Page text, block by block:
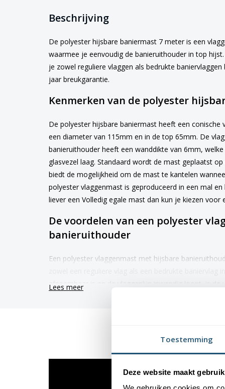
Toestemming
Deze website maakt
Beschrijving
De polyester hijsbare baniermast 7 meter is een
waarmee je eenvoudig de banieruithouder in top
je zowel reguliere vlaggen als bedrukte
jaar breukgarantie.
Kenmerken van de polyester
De polyester hijsbare baniermast heeft een
een diameter van 115mm en in de top 65mm. De
banieruithouder heeft een wanddikte van 6mm,
glasvezel laag. Standaard wordt de mast geplaatst
biedt de mogelijkheid om de mast te kantelen
polyester vlaggenmast is geproduceerd in een mal
liever een Volledig egale mast dan kun je kiezen voor
De voordelen van een polyester
banieruithouder
Een polyester vlaggenmast met hijsbare
afneembaar is en de vlaggenlijn inwendig loopt, is de
– De polyester vlaggenmast wordt
✓ 15 jaar breukgarantie– Uitstekende kwaliteit
✓ Gebruik van M20 schroefdraad– Voor een
Lees meer